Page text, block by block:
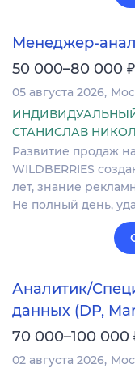
Менеджер-
50 000–80 000 ₽
05 августа 2026
СТАНИСЛАВ
Развитие продаж
WILDBERRIES
лет, знание
Не полный день,
Аналитик/
данных (DP,
70 000–100 000
02 августа 2026